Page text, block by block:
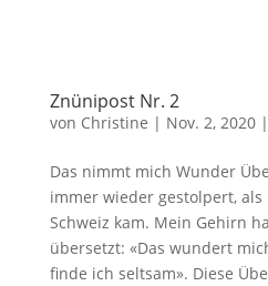
Znünipost Nr. 2
von Christine | Nov. 2, 2020|
Das nimmt mich Wunder
immer wieder gestolpert, als
Schweiz kam. Mein Gehirn
übersetzt: «Das wundert
finde ich seltsam». Diese